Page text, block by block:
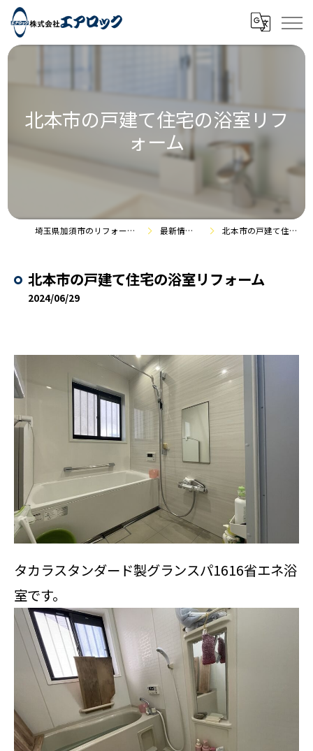
北本市の戸建て住宅の浴室リフ
ォーム
埼玉県加須市のリフォームなら株式会社エアロック 最新情報・施工事例 北本市の戸建て住宅の浴室リフォーム
北本市の戸建て住宅の浴室リフォーム
2024/06/29
タカラスタンダード製グランスパ1616省エネ浴
室です。